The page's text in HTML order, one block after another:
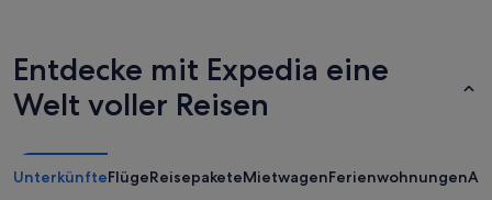
Entdecke mit Expedia eine
Welt voller Reisen
UnterkünfteFlügeReisepaketeMietwagenFerienwohnungen